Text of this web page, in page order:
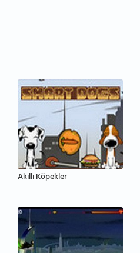
Akıllı Köpekler